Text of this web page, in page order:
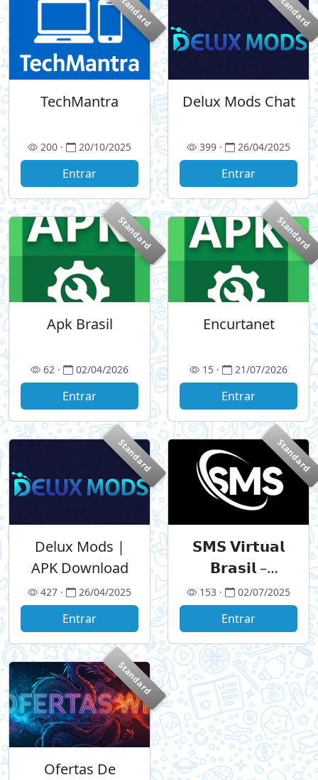
Standard
TechMantra
200 · 20/10/2025
Entrar
Standard
Delux Mods Chat
399 · 26/04/2025
Entrar
Standard
Apk Brasil
62 · 02/04/2026
Entrar
Standard
Encurtanet
15 · 21/07/2026
Entrar
Standard
Delux Mods |
APK Download
427 · 26/04/2025
Entrar
Standard
𝗦𝗠𝗦 𝗩𝗶𝗿𝘁𝘂𝗮𝗹
𝗕𝗿𝗮𝘀𝗶𝗹 –
𝗥𝗲𝗰𝗲𝗯𝗮 𝗖ó𝗱𝗶𝗴𝗼
𝗽𝗼𝗿 𝗧𝗲𝗹𝗲𝗴𝗿𝗮𝗺
153 · 02/07/2025
Entrar
Standard
Ofertas De